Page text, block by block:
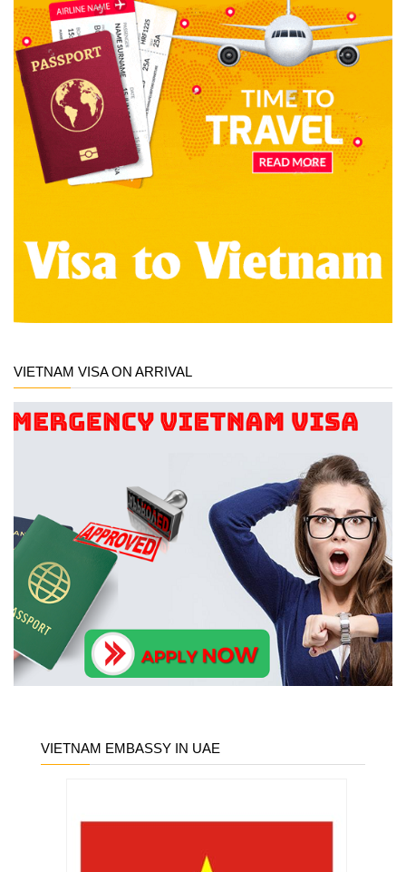
VIETNAM VISA ON ARRIVAL
VIETNAM EMBASSY IN UAE